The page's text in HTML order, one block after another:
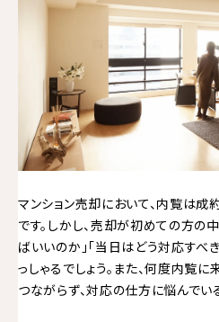
マンション売却において、内覧は
です。しかし、売却が初めての方の
ばいいのか」「当日はどう対応すべ
っしゃるでしょう。また、何度内覧
つながらず、対応の仕方に悩んでい